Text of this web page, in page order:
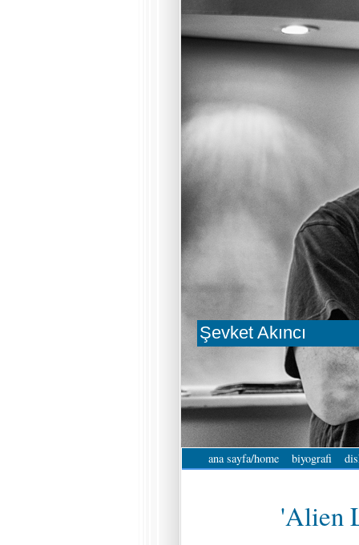
Şevket Akıncı
ana sayfa/home biyografi
'Alien